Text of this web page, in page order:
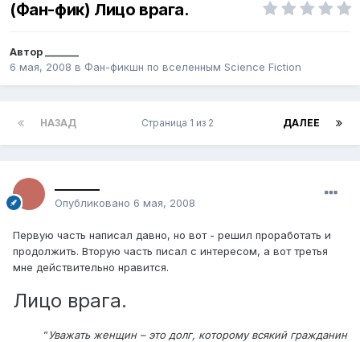
(Фан-фик) Лицо врага.
Автор_______
6 мая, 2008 в Фан-фикшн по вселенным Science Fiction
НАЗАД ДАЛЕЕ
Страница 1 из 2
Опубликовано 6 мая, 2008
Первую часть написал давно, но вот - решил проработать и
продолжить. Вторую часть писал с интересом, а вот третья
мне действительно нравится.
Лицо врага.
”Уважать женщин – это долг, которому всякий гражданин